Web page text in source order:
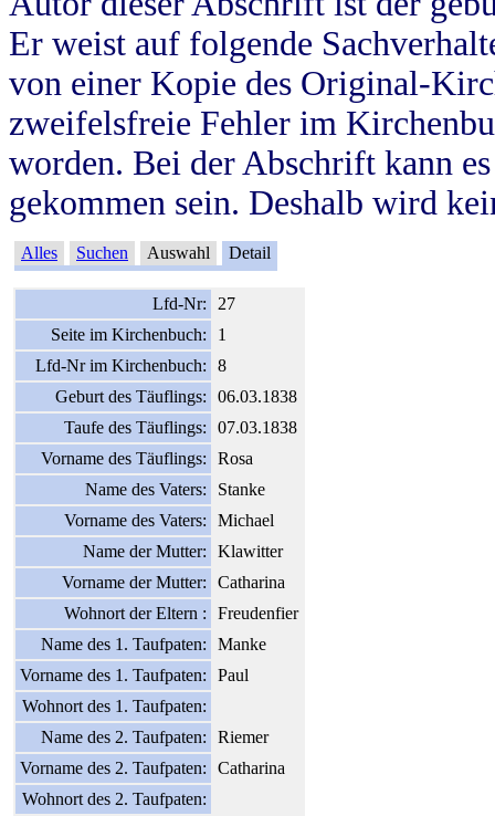
Er weist auf folgende
von einer Kopie des Original-
zweifelsfreie Fehler im
worden. Bei der Abschrift kann
gekommen sein. Deshalb wird
Alles Suchen Auswahl Detail
Lfd-Nr:
27
Seite im Kirchenbuch:
1
Lfd-Nr im Kirchenbuch:
8
Geburt des Täuflings:
06.03.1838
Taufe des Täuflings:
07.03.1838
Vorname des Täuflings:
Rosa
Name des Vaters:
Stanke
Vorname des Vaters:
Michael
Name der Mutter:
Klawitter
Vorname der Mutter:
Catharina
Wohnort der Eltern :
Freudenfier
Name des 1. Taufpaten:
Manke
Vorname des 1. Taufpaten:
Paul
Wohnort des 1. Taufpaten:
Name des 2. Taufpaten:
Riemer
Vorname des 2. Taufpaten:
Catharina
Wohnort des 2. Taufpaten: